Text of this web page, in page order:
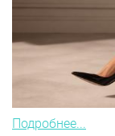
Подробнее...